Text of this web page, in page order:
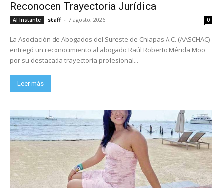
Reconocen Trayectoria Jurídica
Al Instante staff - 7 agosto, 2026 0
La Asociación de Abogados del Sureste de Chiapas A.C. (AASCHAC)
entregó un reconocimiento al abogado Raúl Roberto Mérida Moo
por su destacada trayectoria profesional...
Leer más